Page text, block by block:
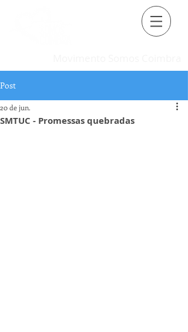
Post
SMTUC - Promessas quebradas
20 de jun.